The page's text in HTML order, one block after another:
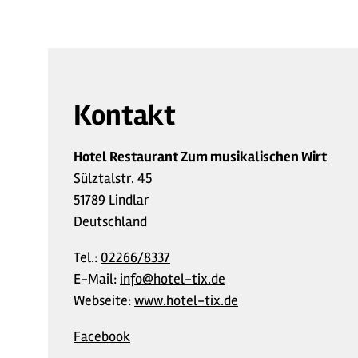
Kontakt
Hotel Restaurant Zum musikalischen Wirt
Sülztalstr. 45
51789 Lindlar
Deutschland
Tel.: 02266/8337
E-Mail: info@hotel-tix.de
Webseite:www.hotel-tix.de
Facebook